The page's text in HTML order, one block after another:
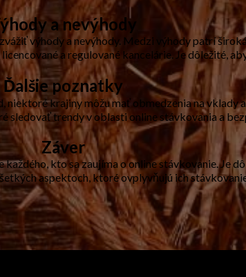
a nevýhody
výhody a nevýhody. Medzi výhody patrí
a regulované kancelárie. Je dôležité,
Ďalšie poznatky
krajiny môžu mať obmedzenia na
trendy v oblasti online stávkovania a
Záver
kto sa zaujíma o online stávkovanie. Je
aspektoch, ktoré ovplyvňujú ich